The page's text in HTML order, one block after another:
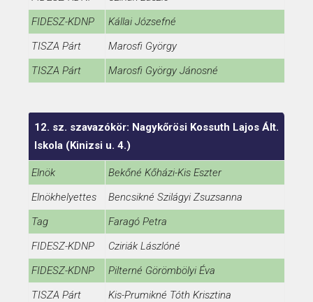
FIDESZ-KDNP
Kállai Józsefné
TISZA Párt
Marosfi György
TISZA Párt
Marosfi György Jánosné
12. sz. szavazókör: Nagykőrösi Kossuth Lajos Ált.
Iskola (Kinizsi u. 4.)
Elnök
Bekőné Kőházi-Kis Eszter
Elnökhelyettes
Bencsikné Szilágyi Zsuzsanna
Tag
Faragó Petra
FIDESZ-KDNP
Cziriák Lászlóné
FIDESZ-KDNP
Pilterné Görömbölyi Éva
TISZA Párt
Kis-Prumikné Tóth Krisztina